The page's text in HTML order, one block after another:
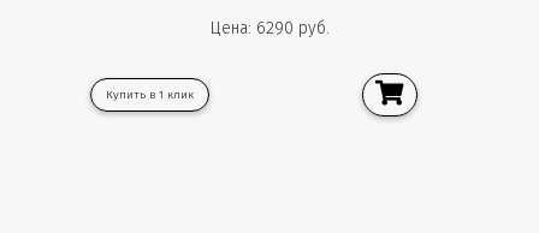
Цена: 6290 руб.
Купить в 1 клик